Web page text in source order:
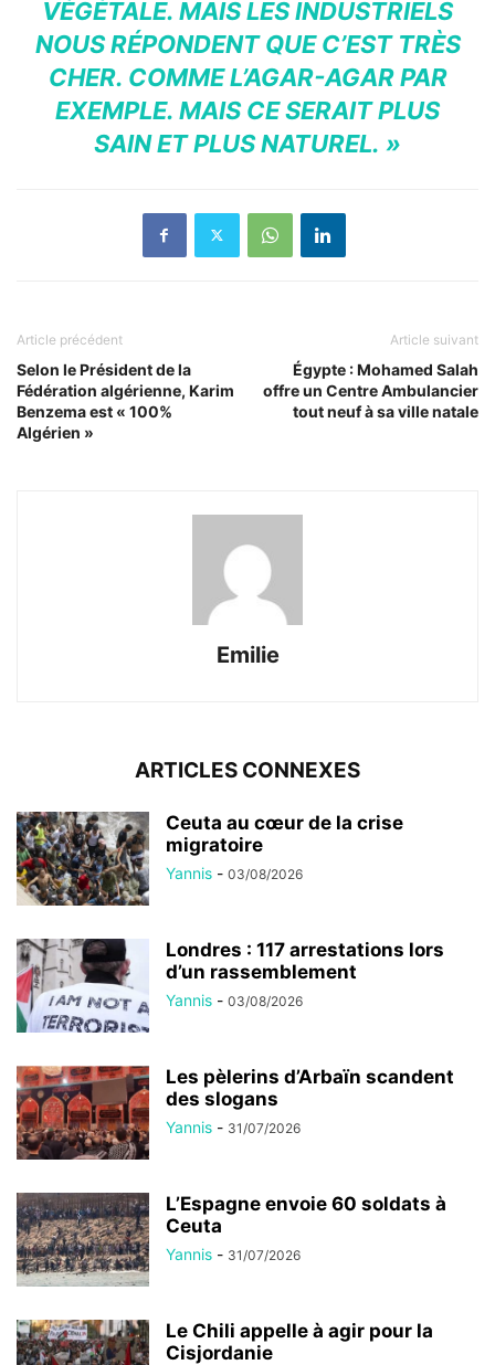
VÉGÉTALE. MAIS LES INDUSTRIELS
NOUS RÉPONDENT QUE C’EST TRÈS
CHER. COMME L’AGAR-AGAR PAR
EXEMPLE. MAIS CE SERAIT PLUS
SAIN ET PLUS NATUREL. »
Article précédent
Selon le Président de la
Fédération algérienne, Karim
Benzema est « 100%
Algérien »
Article suivant
Égypte : Mohamed Salah
offre un Centre Ambulancier
tout neuf à sa ville natale
Emilie
ARTICLES CONNEXES
Ceuta au cœur de la crise
migratoire
Yannis - 03/08/2026
Londres : 117 arrestations lors
d’un rassemblement
Yannis - 03/08/2026
Les pèlerins d’Arbaïn scandent
des slogans
Yannis - 31/07/2026
L’Espagne envoie 60 soldats à
Ceuta
Yannis - 31/07/2026
Le Chili appelle à agir pour la
Cisjordanie